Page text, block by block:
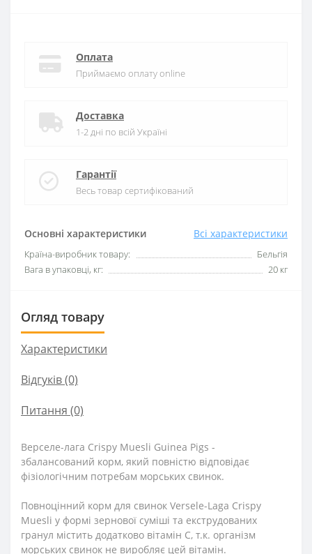
Основні характеристики Всі характеристики
Країна-виробник товару:
Бельгія
Вага в упаковці, кг:
20 кг
Оплата
Приймаємо оплату online
Доставка
1-2 дні по всій Україні
Гарантії
Весь товар сертифікований
Огляд товару
Характеристики
Відгуків (0)
Питання (0)
Верселе-лага Crispy Muesli Guinea Pigs -
збалансований корм, який повністю відповідає
фізіологічним потребам морських свинок.
Повноцінний корм для свинок Versele-Laga Crispy
Muesli у формі зернової суміші та екструдованих
гранул містить додатково вітамін С, т.к. організм
морських свинок не виробляє цей вітамін.